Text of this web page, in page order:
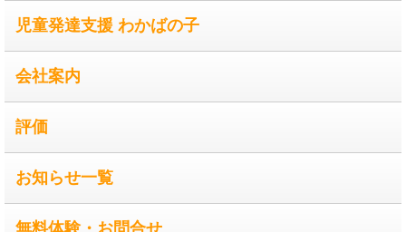
児童発達支援 わかばの子
会社案内
評価
お知らせ一覧